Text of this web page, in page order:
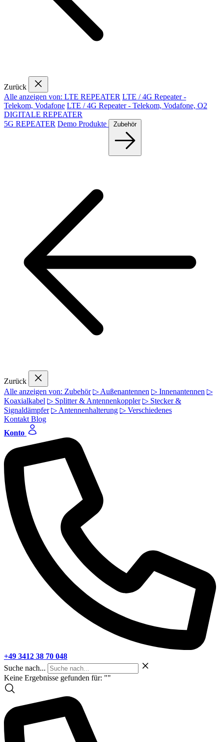
Zurück
Alle anzeigen von: LTE REPEATER LTE / 4G Repeater -
Telekom, Vodafone LTE / 4G Repeater - Telekom, Vodafone, O2
DIGITALE REPEATER
5G REPEATER Demo Produkte Zubehör
Zurück
Alle anzeigen von: Zubehör ▷ Außenantennen ▷ Innenantennen ▷
Koaxialkabel ▷ Splitter & Antennenkoppler ▷ Stecker &
Signaldämpfer ▷ Antennenhalterung ▷ Verschiedenes
Kontakt Blog
Konto
+49 3412 38 70 048
Suche nach...
Keine Ergebnisse gefunden für: ""